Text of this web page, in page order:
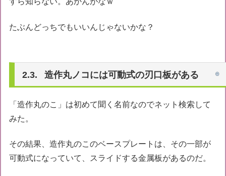
たぶんどっちでもいいんじゃないかな？
造作丸ノコには可動式の刃口板がある
「造作丸のこ」は初めて聞く名前なのでネット検索して
みた。
その結果、造作丸のこのベースプレートは、その一部が
可動式になっていて、スライドする金属板があるのだ。